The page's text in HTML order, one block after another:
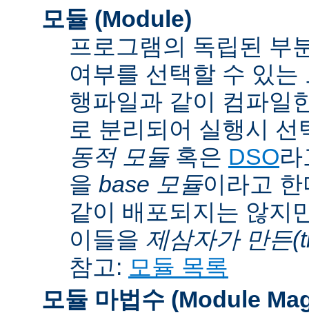
모듈 (Module)
프로그램의 독립된 부
여부를 선택할 수 있
행파일과 같이 컴파일
로 분리되어 실행시
동적 모듈혹은 DSO
을 base 모듈이라고
같이 배포되지는 않지
이들을 제삼자가 만든
참고: 모듈 목록
모듈 마법수 (Module